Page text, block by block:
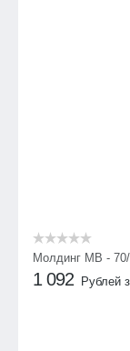
Молдинг МВ -
1 092 Рублей